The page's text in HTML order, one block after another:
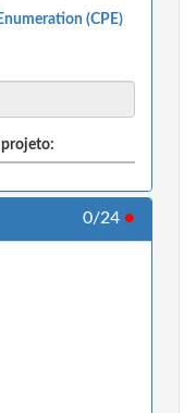
(CPE)
projeto:
0/24 ●